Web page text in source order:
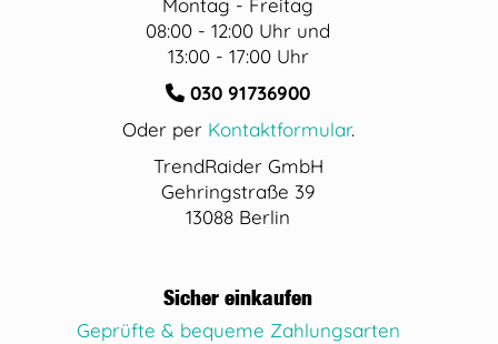
Montag - Freitag
08:00 - 12:00 Uhr und
13:00 - 17:00 Uhr
030 91736900
Oder per Kontaktformular.
TrendRaider GmbH
Gehringstraße 39
13088 Berlin
Sicher einkaufen
Geprüfte & bequeme Zahlungsarten